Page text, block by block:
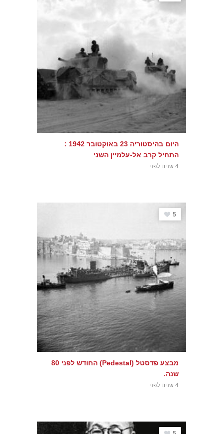
היום בהיסטוריה 23 באוקטובר 1942 :
התחיל קרב אל-עלמיין השני
4 שנים לפני
5
מבצע פדסטל (Pedestal) החודש לפני 80
שנה.
4 שנים לפני